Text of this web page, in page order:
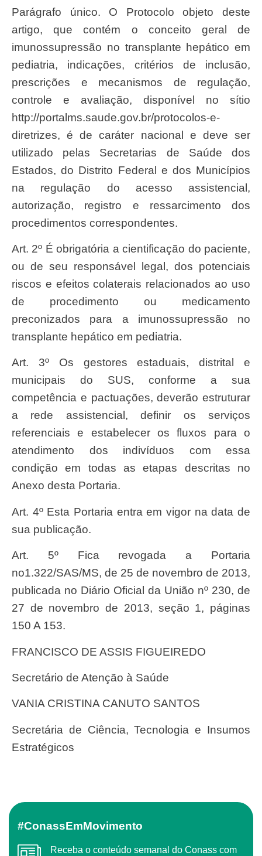
Parágrafo único. O Protocolo objeto deste
artigo, que contém o conceito geral de
imunossupressão no transplante hepático em
pediatria, indicações, critérios de inclusão,
prescrições e mecanismos de regulação,
controle e avaliação, disponível no sítio
http://portalms.saude.gov.br/protocolos-e-
diretrizes, é de caráter nacional e deve ser
utilizado pelas Secretarias de Saúde dos
Estados, do Distrito Federal e dos Municípios
na regulação do acesso assistencial,
autorização, registro e ressarcimento dos
procedimentos correspondentes.
Art. 2º É obrigatória a cientificação do paciente,
ou de seu responsável legal, dos potenciais
riscos e efeitos colaterais relacionados ao uso
de procedimento ou medicamento
preconizados para a imunossupressão no
transplante hepático em pediatria.
Art. 3º Os gestores estaduais, distrital e
municipais do SUS, conforme a sua
competência e pactuações, deverão estruturar
a rede assistencial, definir os serviços
referenciais e estabelecer os fluxos para o
atendimento dos indivíduos com essa
condição em todas as etapas descritas no
Anexo desta Portaria.
Art. 4º Esta Portaria entra em vigor na data de
sua publicação.
Art. 5º Fica revogada a Portaria
no1.322/SAS/MS, de 25 de novembro de 2013,
publicada no Diário Oficial da União nº 230, de
27 de novembro de 2013, seção 1, páginas
150 A 153.
FRANCISCO DE ASSIS FIGUEIREDO
Secretário de Atenção à Saúde
VANIA CRISTINA CANUTO SANTOS
Secretária de Ciência, Tecnologia e Insumos
Estratégicos
#ConassEmMovimento
Receba o conteúdo semanal do Conass com